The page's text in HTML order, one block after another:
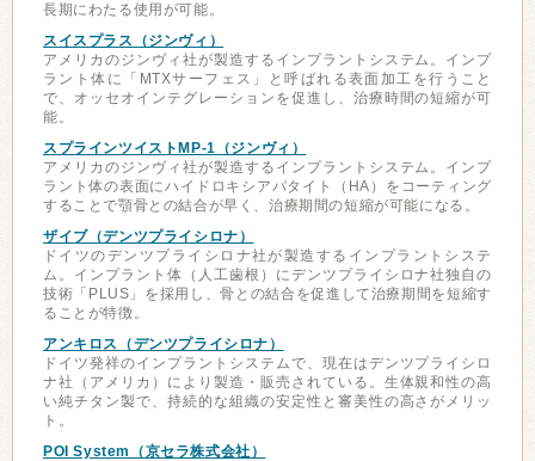
長期にわたる使用が可能。
スイスプラス（ジンヴィ）
アメリカのジンヴィ社が製造するインプラントシステム。インプ
ラント体に「MTXサーフェス」と呼ばれる表面加工を行うこと
で、オッセオインテグレーションを促進し、治療時間の短縮が可
能。
スプラインツイストMP-1（ジンヴィ）
アメリカのジンヴィ社が製造するインプラントシステム。インプ
ラント体の表面にハイドロキシアパタイト（HA）をコーティング
することで顎骨との結合が早く、治療期間の短縮が可能になる。
ザイブ（デンツプライシロナ）
ドイツのデンツプライシロナ社が製造するインプラントシステ
ム。インプラント体（人工歯根）にデンツプライシロナ社独自の
技術「PLUS」を採用し、骨との結合を促進して治療期間を短縮す
ることが特徴。
アンキロス（デンツプライシロナ）
ドイツ発祥のインプラントシステムで、現在はデンツプライシロ
ナ社（アメリカ）により製造・販売されている。生体親和性の高
い純チタン製で、持続的な組織の安定性と審美性の高さがメリッ
ト。
POI System（京セラ株式会社）